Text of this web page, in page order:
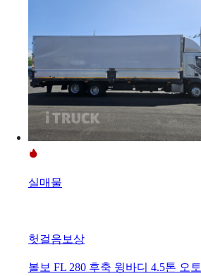
실매물
헛걸음보상
볼보 FL 280 후축 윙바디 4.5톤 오토